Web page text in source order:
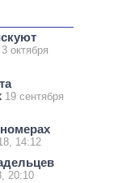
3 октября
19 сентября
14:12
20:10